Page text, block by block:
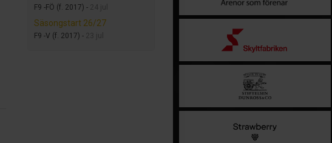
F9 -FÖ (f. 2017) - 24 jul
Säsongstart 26/27
F9 -V (f. 2017) - 23 jul